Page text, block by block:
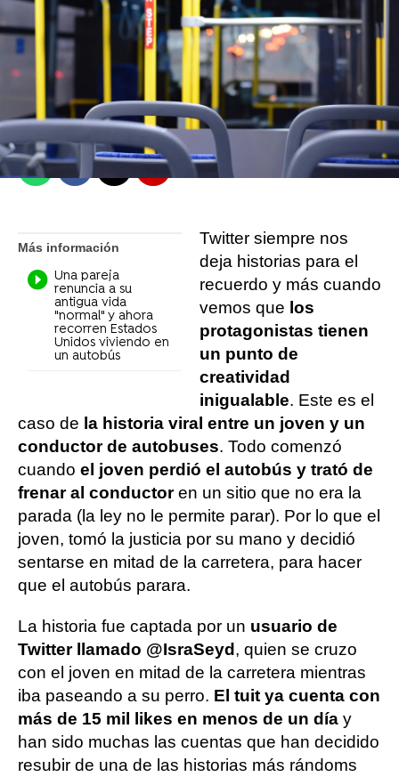
Mario Fernández
Madrid
Publicado:18 de abril de 2022, 19:47
WhatsappFacebook
X Flipboard
Más información
Una pareja
renuncia a su
antigua vida
"normal" y ahora
recorren Estados
Unidos viviendo en
un autobús
Twitter siempre nos
deja historias para el
recuerdo y más cuando
vemos que los
protagonistas tienen
un punto de
creatividad
inigualable. Este es el
caso de la historia viral entre un joven y un
conductor de autobuses. Todo comenzó
cuando el joven perdió el autobús y trató de
frenar al conductoren un sitio que no era la
parada (la ley no le permite parar). Por lo que el
joven, tomó la justicia por su mano y decidió
sentarse en mitad de la carretera, para hacer
que el autobús parara.
La historia fue captada por un usuario de
Twitter llamado @IsraSeyd , quien se cruzo
con el joven en mitad de la carretera mientras
iba paseando a su perro. El tuit ya cuenta con
más de 15 mil likes en menos de un día y
han sido muchas las cuentas que han decidido
resubir de una de las historias más rándoms